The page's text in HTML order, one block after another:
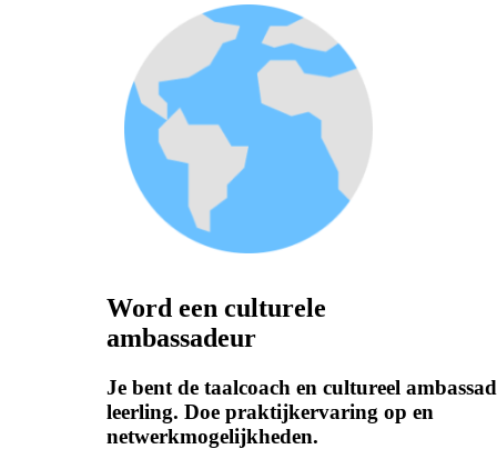
Word een culturele
ambassadeur
Je bent de taalcoach en cultureel
leerling. Doe praktijkervaring op en
netwerkmogelijkheden.